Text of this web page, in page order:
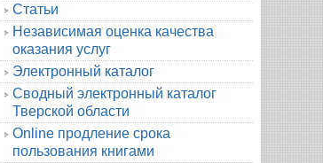
Статьи
Независимая оценка качества
оказания услуг
Электронный каталог
Сводный электронный каталог
Тверской области
Online продление срока
пользования книгами